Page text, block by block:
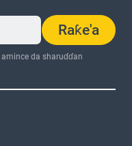
Raƙe'a
da sharuɗɗan